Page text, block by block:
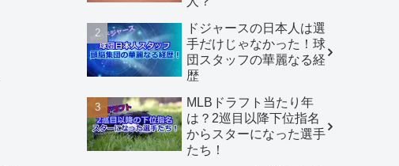
ドジャースの日本人は選
手だけじゃなかった！球
団スタッフの華麗なる経
歴
MLBドラフト当たり年
は？2巡目以降下位指名
からスターになった選手
たち！